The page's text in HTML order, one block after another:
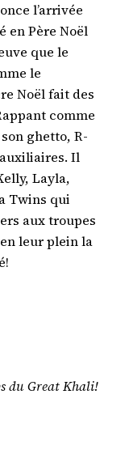
l’arrivée
en Père Noël
que le
le
Noël fait des
comme
ghetto, R-
Il
Layla,
Twins qui
aux troupes
leur plein la
du Great Khali!